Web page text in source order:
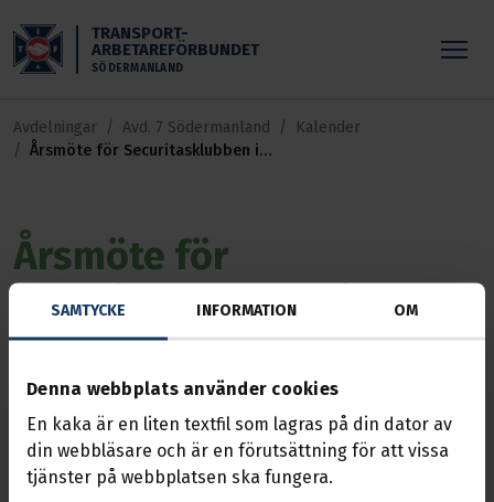
SAMTYCKE INFORMATION OM
Denna webbplats använder cookies
En kaka är en liten textfil som lagras på din dator av
din webbläsare och är en förutsättning för att vissa
tjänster på webbplatsen ska fungera.
TRANSPORT-
ARBETAREFÖRBUNDET
SÖDERMANLAND
Avdelningar Avd. 7 Södermanland
Kalender
Årsmöte för Securitasklubben i
Årsmöte för
Securitasklubben i
Södertälje!
02 mars 2026, 18:00 — 20:00
Dags för Securitasklubbens årsmöte i
Södertälje!